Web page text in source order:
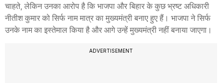
चाहते, लेकिन उनका आरोप है कि भाजपा और बिहार के कुछ भ्रष्ट अधिकारी
नीतीश कुमार को सिर्फ नाम मात्र का मुख्यमंत्री बनाए हुए हैं। भाजपा ने सिर्फ
उनके नाम का इस्तेमाल किया है और आगे उन्हें मुख्यमंत्री नहीं बनाया जाएगा।
ADVERTISEMENT